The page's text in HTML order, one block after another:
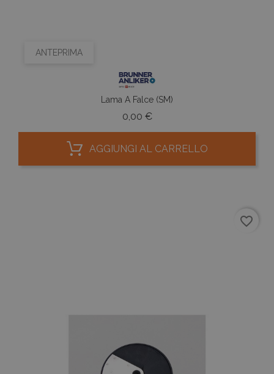
ANTEPRIMA
Lama A Falce (SM)
0,00 €Prezzo
AGGIUNGI AL CARRELLO
favorite_border